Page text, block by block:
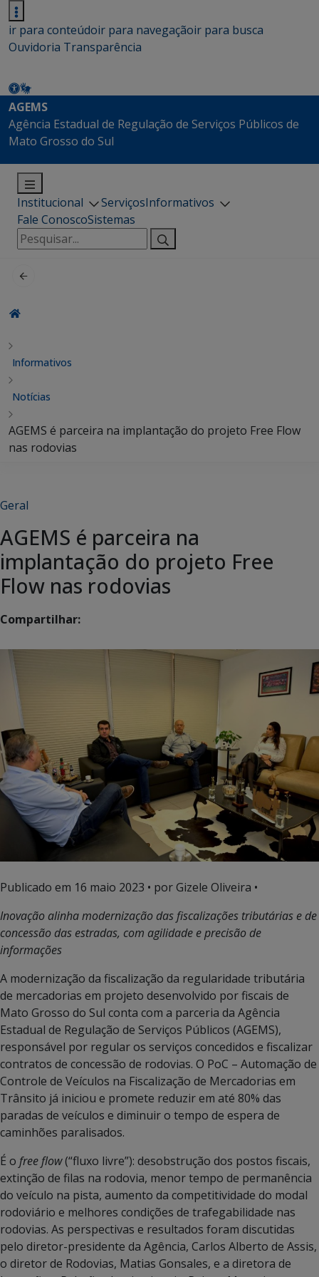
ir para conteúdoir para navegaçãoir para busca
Ouvidoria Transparência
AGEMS
Agência Estadual de Regulação de Serviços Públicos de
Mato Grosso do Sul
Institucional ServiçosInformativos
Fale ConoscoSistemas
Pesquisar
por:
Informativos
Notícias
AGEMS é parceira na implantação do projeto Free Flow
nas rodovias
Geral
AGEMS é parceira na
implantação do projeto Free
Flow nas rodovias
Compartilhar:
Publicado em 16 maio 2023 • por Gizele Oliveira •
Inovação alinha modernização das fiscalizações tributárias e de
concessão das estradas, com agilidade e precisão de
informações
A modernização da fiscalização da regularidade tributária
de mercadorias em projeto desenvolvido por fiscais de
Mato Grosso do Sul conta com a parceria da Agência
Estadual de Regulação de Serviços Públicos (AGEMS),
responsável por regular os serviços concedidos e fiscalizar
contratos de concessão de rodovias. O PoC – Automação de
Controle de Veículos na Fiscalização de Mercadorias em
Trânsito já iniciou e promete reduzir em até 80% das
paradas de veículos e diminuir o tempo de espera de
caminhões paralisados.
É o free flow(“fluxo livre”): desobstrução dos postos fiscais,
extinção de filas na rodovia, menor tempo de permanência
do veículo na pista, aumento da competitividade do modal
rodoviário e melhores condições de trafegabilidade nas
rodovias. As perspectivas e resultados foram discutidas
pelo diretor-presidente da Agência, Carlos Alberto de Assis,
o diretor de Rodovias, Matias Gonsales, e a diretora de